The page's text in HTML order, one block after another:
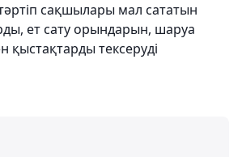
сақшылары мал сататын
ет сату орындарын, шаруа
тексеруді